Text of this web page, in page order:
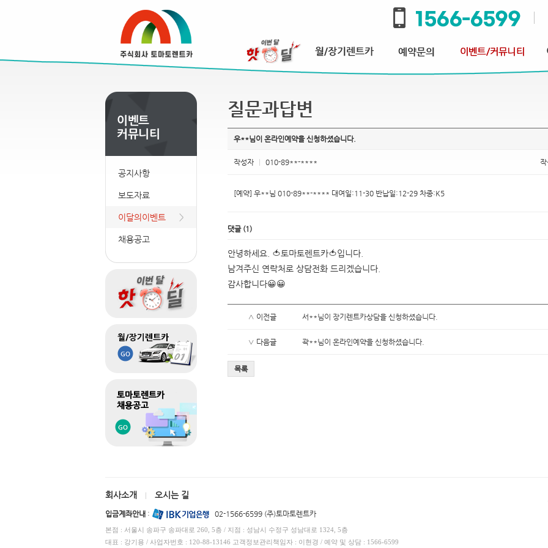
공지사항
보도자료
이달의이벤트
채용공고
질문과답변
우**님이 온라인예약을 신청하셨습니다.
작성자 010-89**-****
[예약] 우**님 010-89**-**** 대여일:11-30 반납일:12-29 차종:K5
댓글 (1)
안녕하세요. 🍅토마토렌트카🍅입니다.
남겨주신 연락처로 상담전화 드리겠습니다.
감사합니다😀😀
∧ 이전글 서**님이 장기렌트카상담을 신청하셨습니다.
∨ 다음글 곽**님이 온라인예약을 신청하셨습니다.
목록
회사소개 오시는 길
입금계좌안내 : 02-1566-6599 (주)토마토렌트카
본점 : 서울시 송파구 송파대로 260, 5층 / 지점 : 성남시 수정구 성남대로 1324, 5층
대표 : 강기용 / 사업자번호 : 120-88-13146 고객정보관리책임자 : 이현경 / 예약 및 상담 : 1566-6599